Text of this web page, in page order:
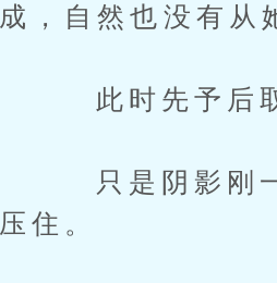
成，自然也没有从
此时先予后取
只是阴影刚一蠕
压住。